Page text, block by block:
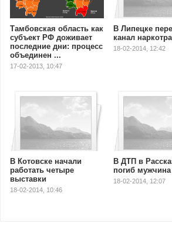
Тамбовская область как
субъект РФ доживает
последние дни: процесс
объединен ...
17-02-2013, 10:47
В Липецке
канал
18-02-2014, 12:42
В Котовске начали
работать четыре
выставки
18-02-2014, 10:46
В ДТП в
погиб мужчина
18-02-2014, 12:07